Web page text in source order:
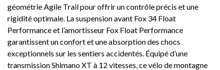
géométrie Agile Trail pour offrir un contrôle précis et une
rigidité optimale. La suspension avant Fox 34 Float
Performance et l’amortisseur Fox Float Performance
garantissent un confort et une absorption des chocs
exceptionnels sur les sentiers accidentés. Équipé d’une
transmission Shimano XT à 12 vitesses, ce vélo de montagne